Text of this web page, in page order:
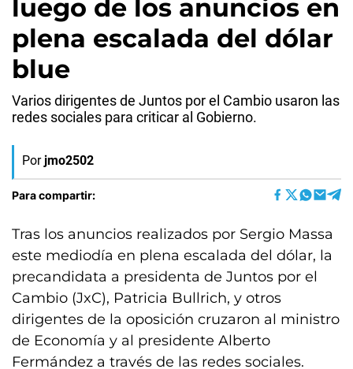
luego de los anuncios en
plena escalada del dólar
blue
Varios dirigentes de Juntos por el Cambio usaron las
redes sociales para criticar al Gobierno.
Por jmo2502
Para compartir:
Tras los anuncios realizados por Sergio Massa
este mediodía en plena escalada del dólar, la
precandidata a presidenta de Juntos por el
Cambio (JxC), Patricia Bullrich, y otros
dirigentes de la oposición cruzaron al ministro
de Economía y al presidente Alberto
Fermández a través de las redes sociales.